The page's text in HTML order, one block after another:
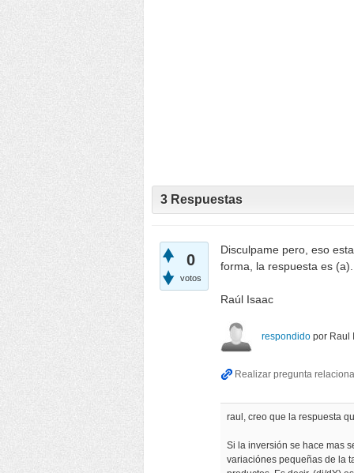
3 Respuestas
0
votos
Disculpame pero, eso
forma, la respuesta es
Raúl Isaac
respondido por Raul
raul, creo que la respuesta
Si la inversión se hace mas
variaciónes pequeñas de la